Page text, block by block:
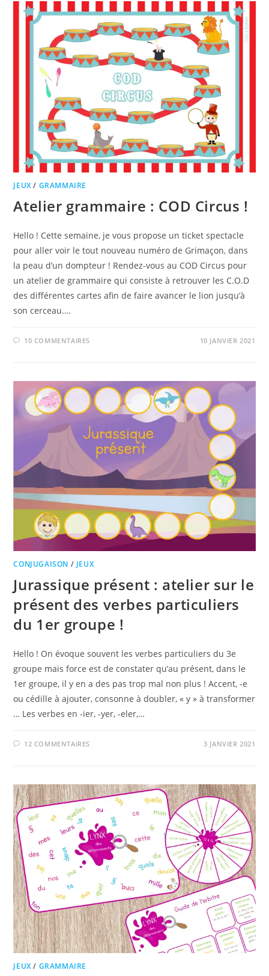
JEUX/ GRAMMAIRE
Atelier grammaire : COD Circus !
Hello ! Cette semaine, je vous propose un ticket spectacle
pour aller voir le tout nouveau numéro de Grimaçon, dans
la peau d’un dompteur ! Rendez-vous au COD Circus pour
un atelier de grammaire qui consiste à retrouver les C.O.D
des différentes cartes afin de faire avancer le lion jusqu’à
son cerceau.…
10 COMMENTAIRES 10 JANVIER 2021
CONJUGAISON / JEUX
Jurassique présent : atelier sur le
présent des verbes particuliers
du 1er groupe !
Hello ! On évoque souvent les verbes particuliers du 3e
groupe mais force est de constater qu’au présent, dans le
1er groupe, il y en a des pas trop mal non plus ! Accent, -e
ou cédille à ajouter, consonne à doubler, « y » à transformer
… Les verbes en -ier, -yer, -eler,…
12 COMMENTAIRES 3 JANVIER 2021
JEUX/ GRAMMAIRE